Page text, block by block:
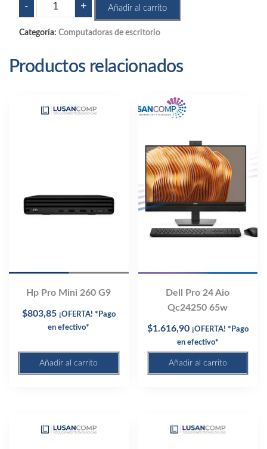
-
Pro
Slim
cantidad
+ Añadir al carrito
Categoría: Computadoras de escritorio
Productos relacionados
Hp Pro Mini 260 G9
$803,85 ¡OFERTA! *Pago
en efectivo*
Añadir al carrito
Dell Pro 24 Aio
Qc24250 65w
$1.616,90 ¡OFERTA! *Pago
en efectivo*
Añadir al carrito